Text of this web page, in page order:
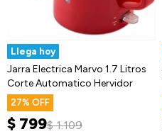
Llega hoy
Jarra Electrica Marvo 1.7 Litros
Corte Automatico Hervidor
27
$ 799$ 1.109